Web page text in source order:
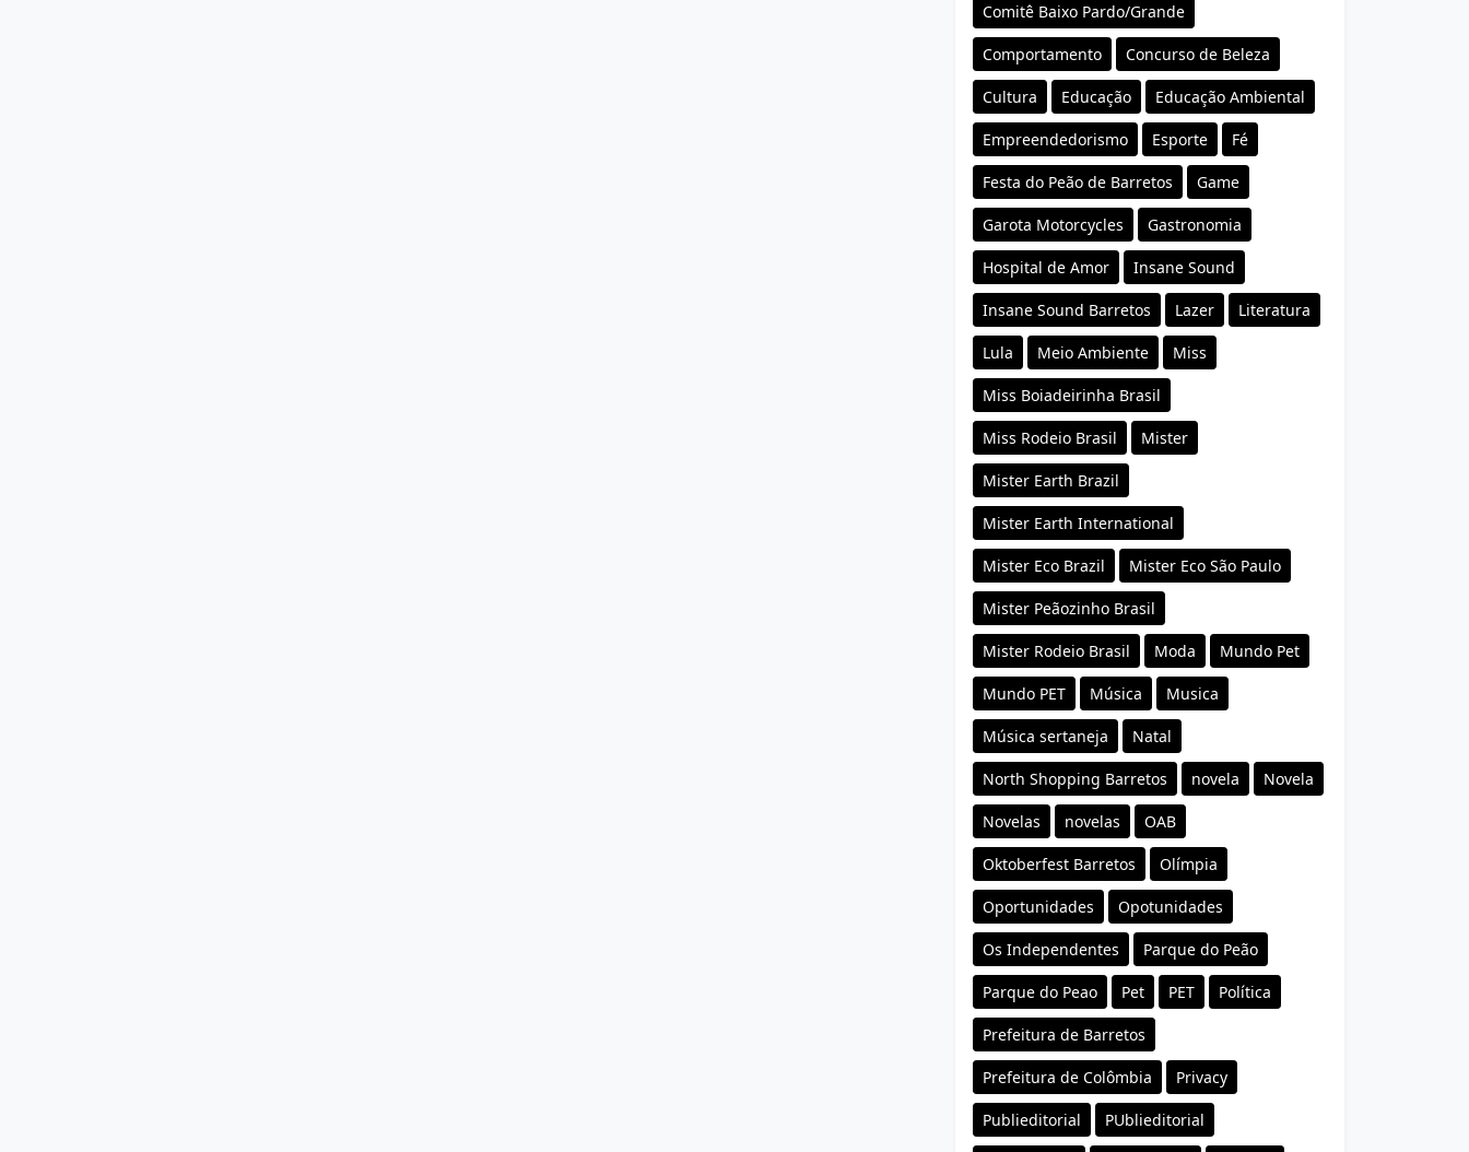
Comitê Baixo Pardo/Grande
Comportamento Concurso de Beleza
Cultura Educação Educação Ambiental
Empreendedorismo Esporte Fé
Festa do Peão de Barretos Game
Garota Motorcycles Gastronomia
Hospital de Amor Insane Sound
Insane Sound Barretos Lazer Literatura
Lula Meio Ambiente Miss
Miss Boiadeirinha Brasil
Miss Rodeio Brasil Mister
Mister Earth Brazil
Mister Earth International
Mister Eco Brazil Mister Eco São Paulo
Mister Peãozinho Brasil
Mister Rodeio Brasil Moda Mundo Pet
Mundo PET Música Musica
Música sertaneja Natal
North Shopping Barretos novela Novela
Novelas novelas OAB
Oktoberfest Barretos Olímpia
Oportunidades Opotunidades
Os Independentes Parque do Peão
Parque do Peao Pet PET Política
Prefeitura de Barretos
Prefeitura de Colômbia Privacy
Publieditorial PUblieditorial